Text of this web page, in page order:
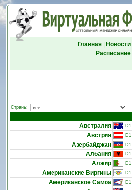
Главная| Новости|
Расписание|
Страны:
Австралия
D1
Австрия D1
Азербайджан D1
Албания D1
Алжир D1
Американские Виргины D1
Американское Самоа D1